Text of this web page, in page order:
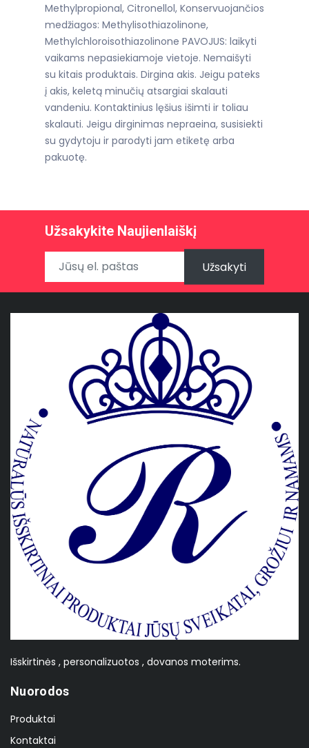
Methylpropional, Citronellol, Konservuojančios
medžiagos: Methylisothiazolinone,
Methylchloroisothiazolinone PAVOJUS: laikyti
vaikams nepasiekiamoje vietoje. Nemaišyti
su kitais produktais. Dirgina akis. Jeigu pateks
į akis, keletą minučių atsargiai skalauti
vandeniu. Kontaktinius lęšius išimti ir toliau
skalauti. Jeigu dirginimas nepraeina, susisiekti
su gydytoju ir parodyti jam etiketę arba
pakuotę.
Užsakykite Naujienlaiškį
Užsakyti
Išskirtinės , personalizuotos , dovanos moterims.
Nuorodos
Produktai
Kontaktai